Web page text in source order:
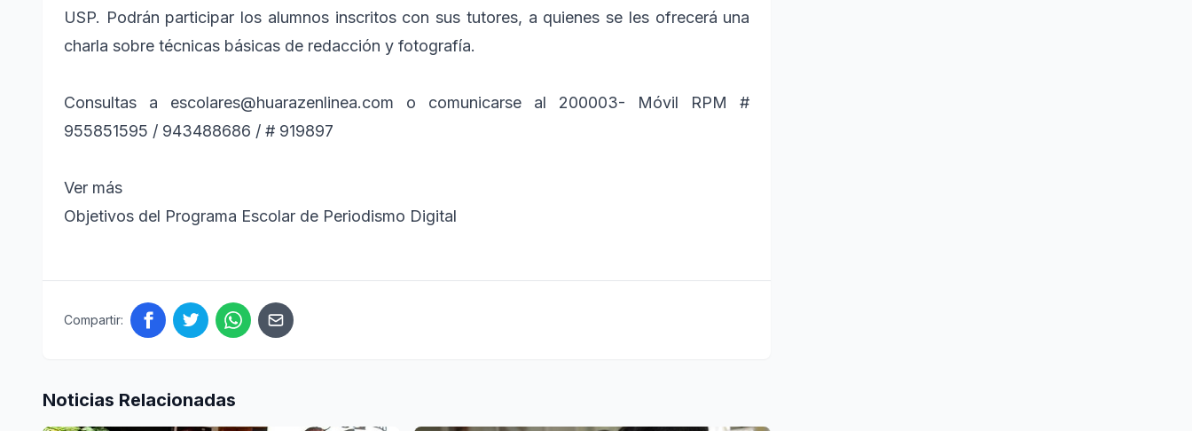
USP. Podrán participar los alumnos inscritos con sus tutores, a quienes se les ofrecerá una
charla sobre técnicas básicas de redacción y fotografía.
Consultas a escolares@huarazenlinea.com o comunicarse al 200003- Móvil RPM #
955851595 / 943488686 / # 919897
Ver más
Objetivos del Programa Escolar de Periodismo Digital
Compartir:
Noticias Relacionadas